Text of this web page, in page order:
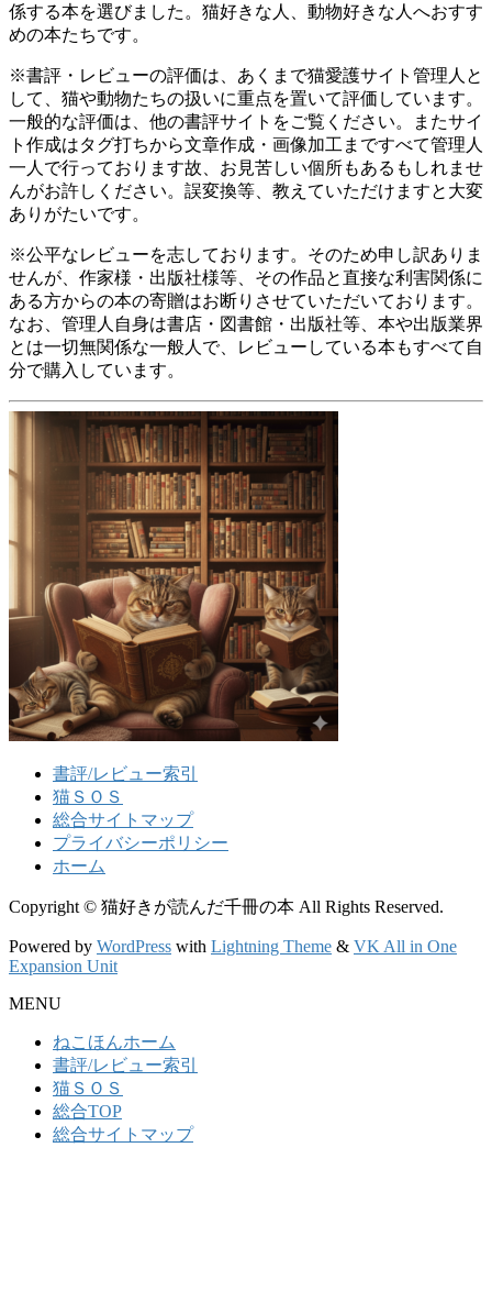
係する本を選びました。猫好きな人、動物好きな人へおすす
めの本たちです。
※書評・レビューの評価は、あくまで猫愛護サイト管理人と
して、猫や動物たちの扱いに重点を置いて評価しています。
一般的な評価は、他の書評サイトをご覧ください。またサイ
ト作成はタグ打ちから文章作成・画像加工まですべて管理人
一人で行っております故、お見苦しい個所もあるもしれませ
んがお許しください。誤変換等、教えていただけますと大変
ありがたいです。
※公平なレビューを志しております。そのため申し訳ありま
せんが、作家様・出版社様等、その作品と直接な利害関係に
ある方からの本の寄贈はお断りさせていただいております。
なお、管理人自身は書店・図書館・出版社等、本や出版業界
とは一切無関係な一般人で、レビューしている本もすべて自
分で購入しています。
書評/レビュー索引
猫ＳＯＳ
総合サイトマップ
プライバシーポリシー
ホーム
Copyright © 猫好きが読んだ千冊の本 All Rights Reserved.
Powered by WordPress with Lightning Theme & VK All in One
Expansion Unit
MENU
ねこほんホーム
書評/レビュー索引
猫ＳＯＳ
総合TOP
総合サイトマップ